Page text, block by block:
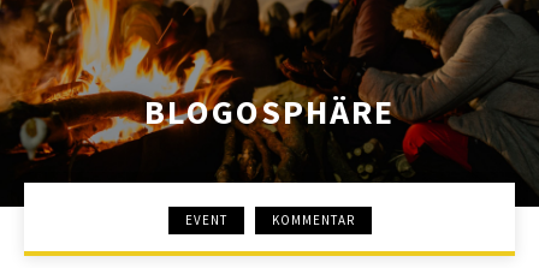
BLOGOSPHÄRE
EVENT KOMMENTAR